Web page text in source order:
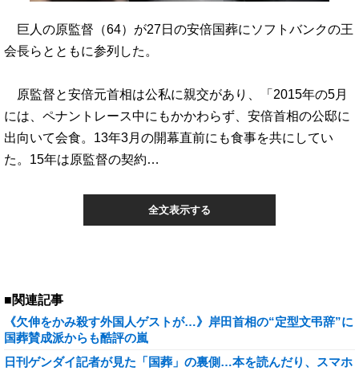
巨人の原監督（64）が27日の安倍国葬にソフトバンクの王
会長らとともに参列した。
原監督と安倍元首相は公私に親交があり、「2015年の5月
には、ペナントレース中にもかかわらず、安倍首相の公邸に
出向いて会食。13年3月の開幕直前にも食事を共にしてい
た。15年は原監督の契約…
全文表示する
■関連記事
《欠伸をかみ殺す外国人ゲストが…》岸田首相の“定型文弔辞”に
国葬賛成派からも酷評の嵐
日刊ゲンダイ記者が見た「国葬」の裏側…本を読んだり、スマホ